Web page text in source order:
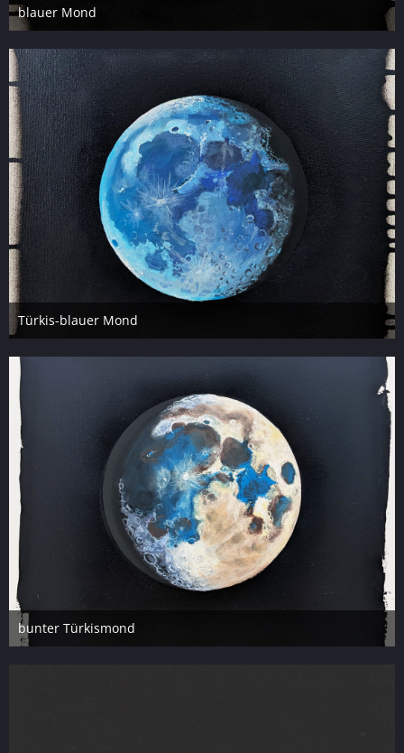
blauer Mond
2. Oktober 2023
Türkis-blauer Mond
2. Oktober 2023
6
bunter Türkismond
2. Oktober 2023